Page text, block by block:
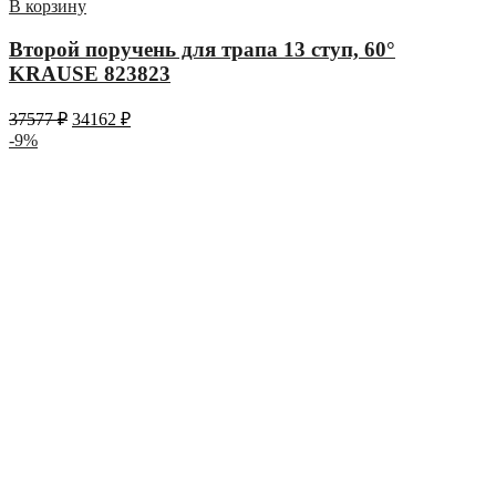
В корзину
Второй поручень для трапа 13 ступ, 60°
KRAUSE 823823
37577₽ 34162 ₽
-9%